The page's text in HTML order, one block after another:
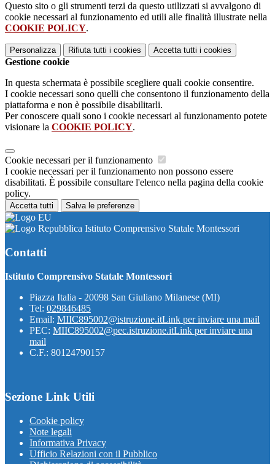
Questo sito o gli strumenti terzi da questo utilizzati si avvalgono di
cookie necessari al funzionamento ed utili alle finalità illustrate nella
COOKIE POLICY.
Personalizza Rifiuta tutti i cookies Accetta tutti i cookies
Gestione cookie
In questa schermata è possibile scegliere quali cookie consentire.
I cookie necessari sono quelli che consentono il funzionamento della
piattaforma e non è possibile disabilitarli.
Per conoscere quali sono i cookie necessari al funzionamento potete
visionare la COOKIE POLICY.
Cookie necessari per il funzionamento
I cookie necessari per il funzionamento non possono essere
disabilitati. È possibile consultare l'elenco nella pagina della cookie
policy.
Accetta tutti Salva le preferenze
Istituto Comprensivo Statale Montessori
Contatti
Istituto Comprensivo Statale Montessori
Piazza Italia - 20098 San Giuliano Milanese (MI)
Tel: 029846485
Email: MIIC895002@istruzione.itLink per inviare una mail
PEC: MIIC895002@pec.istruzione.itLink per inviare una
mail
C.F.: 80124790157
Sezione Link Utili
Cookie policy
Note legali
Informativa Privacy
Ufficio Relazioni con il Pubblico